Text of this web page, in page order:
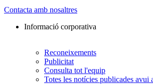
Contacta amb nosaltres
Informació corporativa
Reconeixements
Publicitat
Consulta tot l'equip
Totes les notícies publicades avui